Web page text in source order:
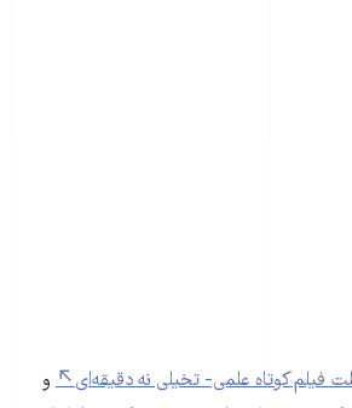
فیلم کوتاه علمی- تخیلی نه دقیقه‌ای
و